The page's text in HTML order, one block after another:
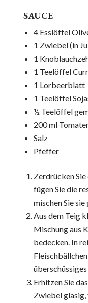
SAUCE
4 Esslöffel
1 Zwiebel (in
1
1 Teelöffel
1 Lorbeerblatt
1 Teelöffel
½ Teelöffel
200 ml
Salz
Pfeffer
Zerdrücken
fügen Sie die
mischen Sie sie
Aus dem Teig
Mischung aus
bedecken. In
Erhitzen Sie
Zwiebel glasig,